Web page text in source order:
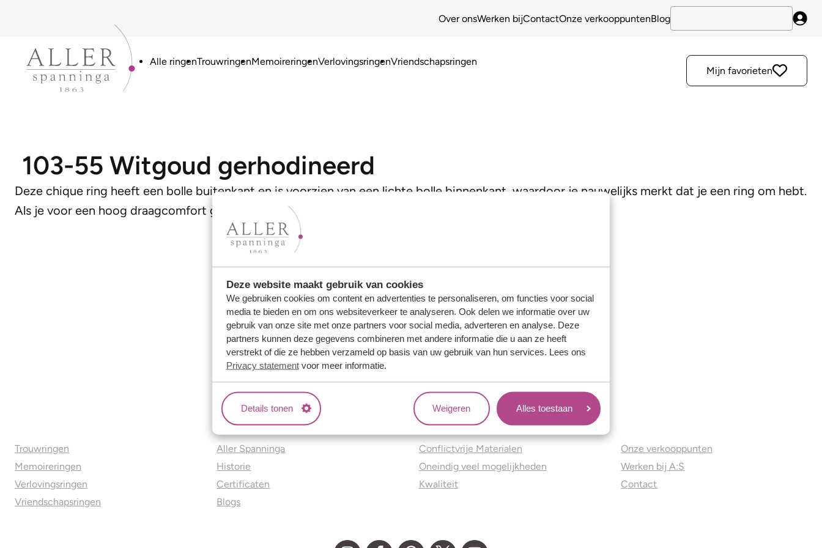
Deze website maakt gebruik van cookies
We gebruiken cookies om content en advertenties te personaliseren, om functies voor social
media te bieden en om ons websiteverkeer te analyseren. Ook delen we informatie over uw
gebruik van onze site met onze partners voor social media, adverteren en analyse. Deze
partners kunnen deze gegevens combineren met andere informatie die u aan ze heeft
verstrekt of die ze hebben verzameld op basis van uw gebruik van hun services. Lees ons
Privacy statementvoor meer informatie.
Details tonen Weigeren Alles toestaan
Over onsWerken bijContactOnze verkooppuntenBlog
Alle ringenTrouwringenMemoireringenVerlovingsringenVriendschapsringen
Mijn favorieten
103-55 Witgoud gerhodineerd
Deze chique ring heeft een bolle buitenkant en is voorzien van een lichte bolle binnenkant, waardoor je nauwelijks merkt dat je een ring om hebt.
Als je voor een hoog draagcomfort gaat is dit jouw model!
Trouwringen
Memoireringen
Verlovingsringen
Vriendschapsringen
Over ons
Aller Spanninga
Historie
Certificaten
Blogs
Jouw voordelen
Conflictvrije Materialen
Oneindig veel mogelijkheden
Kwaliteit
Onze verkooppunten
Werken bij A:S
Contact